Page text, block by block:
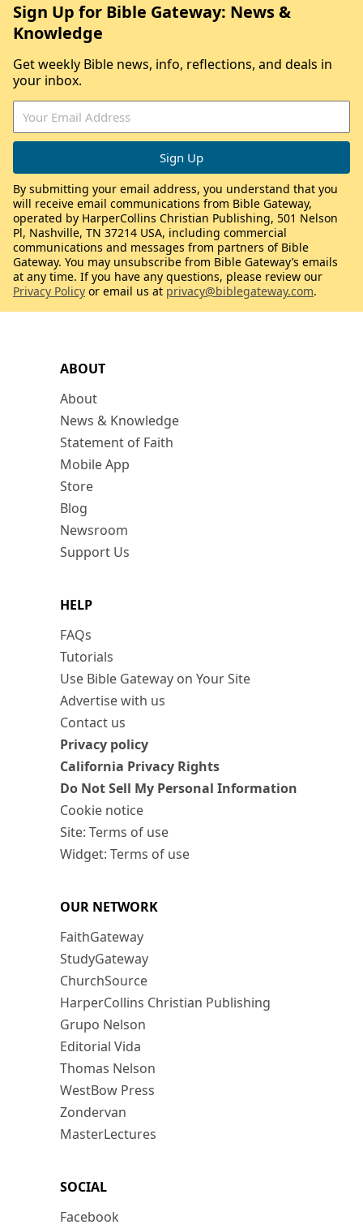
ABOUT
About
News & Knowledge
Statement of Faith
Mobile App
Store
Blog
Newsroom
Support Us
HELP
FAQs
Tutorials
Use Bible Gateway on Your Site
Advertise with us
Contact us
Privacy policy
California Privacy Rights
Do Not Sell My Personal Information
Cookie notice
Site: Terms of use
Widget: Terms of use
OUR NETWORK
FaithGateway
StudyGateway
ChurchSource
HarperCollins Christian Publishing
Grupo Nelson
Editorial Vida
Thomas Nelson
WestBow Press
Zondervan
MasterLectures
SOCIAL
Facebook
Sign Up for Bible Gateway: News &
Knowledge
Get weekly Bible news, info, reflections, and deals in
your inbox.
By submitting your email address, you understand that you
will receive email communications from Bible Gateway,
operated by HarperCollins Christian Publishing, 501 Nelson
Pl, Nashville, TN 37214 USA, including commercial
communications and messages from partners of Bible
Gateway. You may unsubscribe from Bible Gateway’s emails
at any time. If you have any questions, please review our
Privacy Policy or email us at privacy@biblegateway.com.